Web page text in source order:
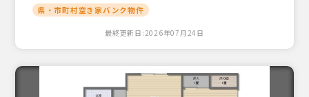
県・市町村空き家バンク物件
最終更新日:2026年07月24日